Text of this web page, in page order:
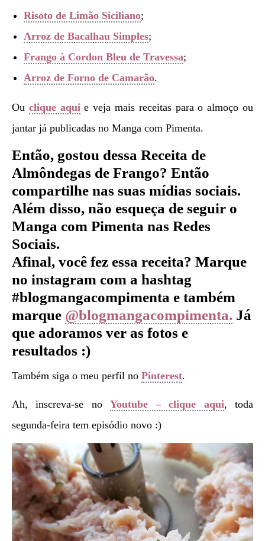
Risoto de Limão Siciliano;
Arroz de Bacalhau Simples;
Frango à Cordon Bleu de Travessa;
Arroz de Forno de Camarão.
Ou clique aqui e veja mais receitas para o almoço ou
jantar já publicadas no Manga com Pimenta.
Então, gostou dessa Receita de
Almôndegas de Frango? Então
compartilhe nas suas mídias sociais.
Além disso, não esqueça de seguir o
Manga com Pimenta nas Redes
Sociais.
Afinal, você fez essa receita? Marque
no instagram com a hashtag
#blogmangacompimenta e também
marque @blogmangacompimenta. Já
que adoramos ver as fotos e
resultados :)
Também siga o meu perfil no Pinterest.
Ah, inscreva-se no Youtube – clique aqui, toda
segunda-feira tem episódio novo :)